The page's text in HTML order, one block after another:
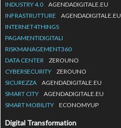
INDUSTRY 4.0
AGENDADIGITALE.EU
INFRASTRUTTURE
AGENDADIGITALE.EU
INTERNET4THINGS
PAGAMENTIDIGITALI
RISKMANAGEMENT360
DATA CENTER
ZEROUNO
CYBERSECURITY
ZEROUNO
SICUREZZA
AGENDADIGITALE.EU
SMART CITY
AGENDADIGITALE.EU
SMART MOBILITY
ECONOMYUP
Digital Transformation